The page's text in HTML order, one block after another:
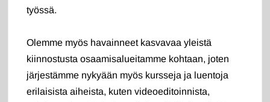
työssä.
Olemme myös havainneet kasvavaa yleistä
kiinnostusta osaamisalueitamme kohtaan, joten
järjestämme nykyään myös kursseja ja luentoja
erilaisista aiheista, kuten videoeditoinnista,